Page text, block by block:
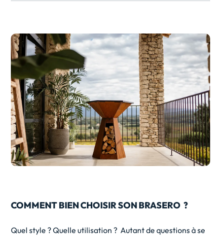
COMMENT BIEN CHOISIR SON BRASERO ?
Quel style ? Quelle utilisation ? Autant de questions à se